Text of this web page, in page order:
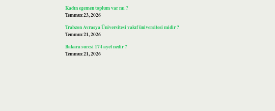
Kadın egemen toplum var mı ?
Temmuz 23, 2026
Trabzon Avrasya Üniversitesi vakıf üniversitesi midir ?
Temmuz 21, 2026
Bakara suresi 174 ayet nedir ?
Temmuz 21, 2026